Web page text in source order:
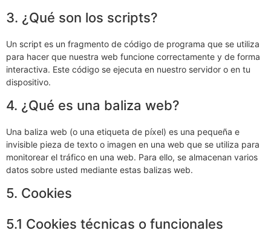
3. ¿Qué son los scripts?
Un script es un fragmento de código de programa que se utiliza
para hacer que nuestra web funcione correctamente y de forma
interactiva. Este código se ejecuta en nuestro servidor o en tu
dispositivo.
4. ¿Qué es una baliza web?
Una baliza web (o una etiqueta de píxel) es una pequeña e
invisible pieza de texto o imagen en una web que se utiliza para
monitorear el tráfico en una web. Para ello, se almacenan varios
datos sobre usted mediante estas balizas web.
5. Cookies
5.1 Cookies técnicas o funcionales